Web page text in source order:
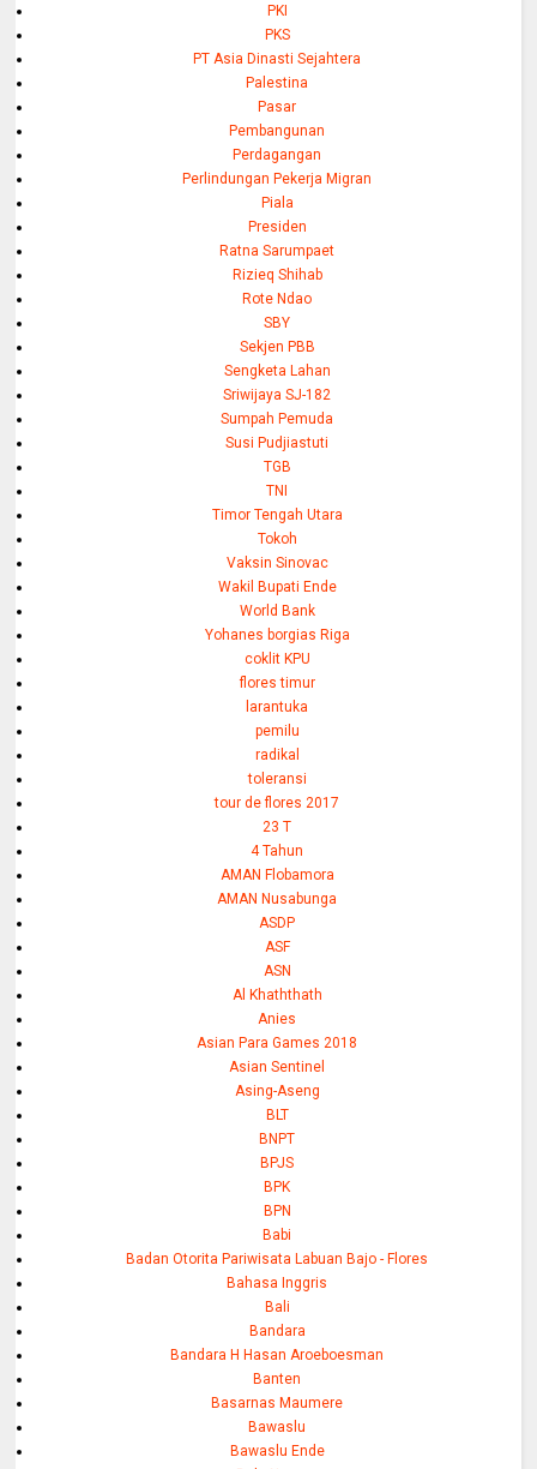
PKI
PKS
PT Asia Dinasti Sejahtera
Palestina
Pasar
Pembangunan
Perdagangan
Perlindungan Pekerja Migran
Piala
Presiden
Ratna Sarumpaet
Rizieq Shihab
Rote Ndao
SBY
Sekjen PBB
Sengketa Lahan
Sriwijaya SJ-182
Sumpah Pemuda
Susi Pudjiastuti
TGB
TNI
Timor Tengah Utara
Tokoh
Vaksin Sinovac
Wakil Bupati Ende
World Bank
Yohanes borgias Riga
coklit KPU
flores timur
larantuka
pemilu
radikal
toleransi
tour de flores 2017
23 T
4 Tahun
AMAN Flobamora
AMAN Nusabunga
ASDP
ASF
ASN
Al Khaththath
Anies
Asian Para Games 2018
Asian Sentinel
Asing-Aseng
BLT
BNPT
BPJS
BPK
BPN
Babi
Badan Otorita Pariwisata Labuan Bajo - Flores
Bahasa Inggris
Bali
Bandara
Bandara H Hasan Aroeboesman
Banten
Basarnas Maumere
Bawaslu
Bawaslu Ende